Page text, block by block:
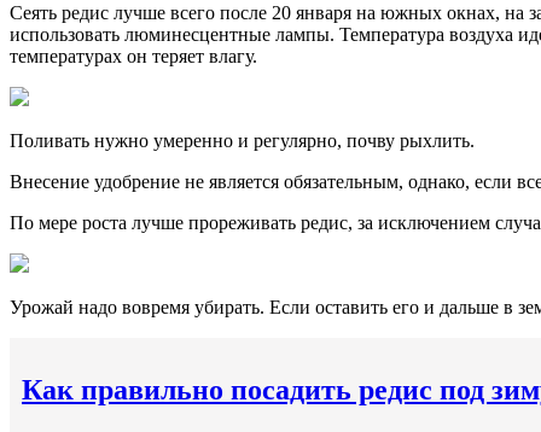
Сеять редис лучше всего после 20 января на южных окнах, на
использовать люминесцентные лампы. Температура воздуха
температурах он теряет влагу.
Поливать нужно умеренно и регулярно, почву рыхлить.
Внесение удобрение не является обязательным, однако, если
По мере роста лучше прореживать редис, за исключением
Урожай надо вовремя убирать. Если оставить его и дальше в
Как правильно посадить редис под